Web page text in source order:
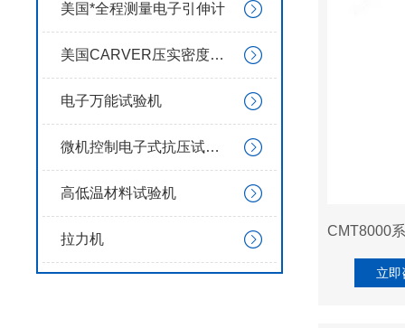
美国*全程测量电子引伸计
美国CARVER压实密度仪模具
电子万能试验机
微机控制电子式抗压试验机
高低温材料试验机
拉力机
立即